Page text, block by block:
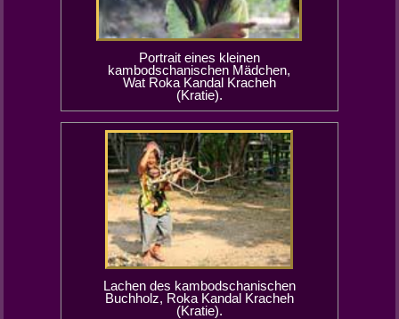
Portrait eines kleinen
kambodschanischen Mädchen,
Wat Roka Kandal Kracheh
(Kratie).
Lachen des kambodschanischen
Buchholz, Roka Kandal Kracheh
(Kratie).